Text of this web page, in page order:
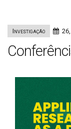
Investigação